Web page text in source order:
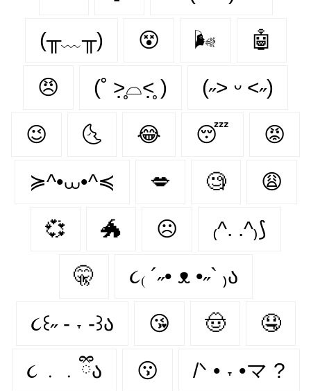
(╥﹏╥) 😵‍ 🌬 🤖
😠 (˚ ˃̣̣̥⌓˂̣̣̥ ) (˶˃ ᵕ ˂˶)
😉 🌜 😂 😴 😡
≽^•⩊•^≼ 💋 🧐 😩
💞 🐲 ☹ ₍^. .^₎⟆
🤫 ૮₍ ´˶• ᴥ •˶` ₎ა
૮꒰˶ - ˕ -꒱ა 😘 🤠 🤤
૮ ․ ․ ྀིა 😗 /ᐠ • ˕ •マ ?